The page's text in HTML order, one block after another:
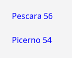
Pescara 56
Picerno 54